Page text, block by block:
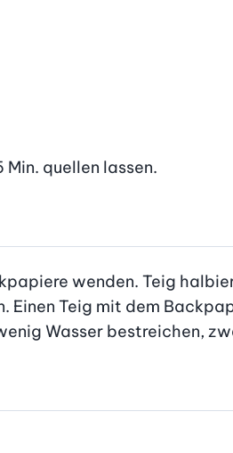
Min. quellen lassen.
wenden. Teig
Teig mit dem
Wasser bestreichen,